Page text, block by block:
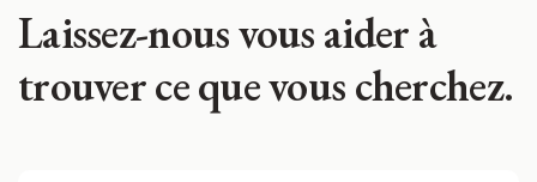
Laissez-nous vous aider à
trouver ce que vous cherchez.